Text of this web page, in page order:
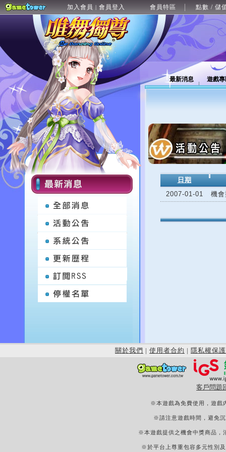
加入會員 | 會員登入 會員特區 點數 / 儲
最新消息 遊戲
日期
2007-01-01
機
關於我們 | 使用者合約 | 隱私權保護
客戶問題
※本遊戲為免費使用，遊戲
※請注意遊戲時間，避免
※本遊戲提供之機會中獎商品，
※於平台上尊重包容多元性別